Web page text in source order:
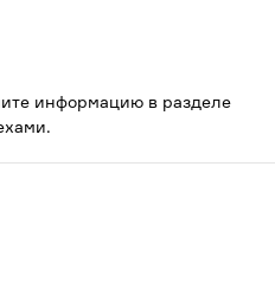
информацию в разделе